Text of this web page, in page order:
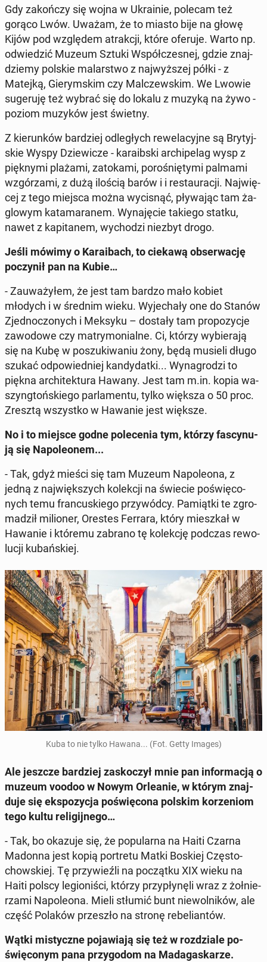
Gdy za­koń­czy się wojna w Ukra­inie, polecam też
gorąco Lwów. Uważam, że to miasto bije na głowę
Kijów pod wzglę­dem atrak­cji, które oferuje. Warto np.
od­wie­dzić Muzeum Sztuki Współ­cze­snej, gdzie znaj­
dzie­my polskie ma­lar­stwo z naj­wyż­szej półki - z
Matejką, Gie­rym­skim czy Mal­czew­skim. We Lwowie
su­ge­ru­ję też wybrać się do lokalu z muzyką na żywo -
poziom muzyków jest świetny.
Z kie­run­ków bar­dziej od­le­głych re­we­la­cyj­ne są Bry­tyj­
skie Wyspy Dzie­wi­cze - ka­ra­ib­ski ar­chi­pe­lag wysp z
pięk­ny­mi plażami, za­to­ka­mi, po­ro­śnię­ty­mi palmami
wzgó­rza­mi, z dużą ilością barów i i re­stau­ra­cji. Naj­wię­
cej z tego miejsca można wy­ci­snąć, pły­wa­jąc tam ża­
glo­wym ka­ta­ma­ra­nem. Wy­na­ję­cie takiego statku,
nawet z ka­pi­ta­nem, wy­cho­dzi niezbyt drogo.
Jeśli mówimy o Ka­ra­ibach, to ciekawą ob­ser­wa­cję
po­czy­nił pan na Kubie…
- Za­uwa­ży­łem, że jest tam bardzo mało kobiet
młodych i w średnim wieku. Wy­je­cha­ły one do Stanów
Zjed­no­czo­nych i Meksyku – dostały tam pro­po­zy­cje
za­wo­do­we czy ma­try­mo­nial­ne. Ci, którzy wy­bie­ra­ją
się na Kubę w po­szu­ki­wa­niu żony, będą musieli długo
szukać od­po­wied­niej kan­dy­dat­ki... Wy­na­gro­dzi to
piękna ar­chi­tek­tu­ra Hawany. Jest tam m.in. kopia wa­
szyng­toń­skie­go par­la­men­tu, tylko większa o 50 proc.
Zresztą wszyst­ko w Hawanie jest większe.
No i to miejsce godne po­le­ce­nia tym, którzy fa­scy­nu­
ją się Na­po­le­onem...
- Tak, gdyż mieści się tam Muzeum Na­po­le­ona, z
jedną z naj­więk­szych ko­lek­cji na świecie po­świę­co­
nych temu fran­cu­skie­go przy­wód­cy. Pa­miąt­ki te zgro­
ma­dził mi­lio­ner, Orestes Ferrara, który miesz­kał w
Hawanie i któremu zabrano tę ko­lek­cję podczas re­wo­
lu­cji ku­bań­skiej.
Kuba to nie tylko Hawana... (Fot. Getty Images)
Ale jeszcze bar­dziej za­sko­czył mnie pan in­for­ma­cją o
muzeum voodoo w Nowym Or­le­anie, w którym znaj­
du­je się eks­po­zy­cja po­świę­co­na polskim ko­rze­niom
tego kultu re­li­gij­ne­go…
- Tak, bo okazuje się, że po­pu­lar­na na Haiti Czarna
Madonna jest kopią por­tre­tu Matki Boskiej Czę­sto­
chow­skiej. Tę przy­wieź­li na po­cząt­ku XIX wieku na
Haiti polscy le­gio­ni­ści, którzy przy­pły­nę­li wraz z żoł­nie­
rza­mi Na­po­le­ona. Mieli stłumić bunt nie­wol­ni­ków, ale
część Polaków prze­szło na stronę re­be­lian­tów.
Wątki mi­stycz­ne po­ja­wia­ją się też w roz­dzia­le po­
świę­co­nym pana przy­go­dom na Ma­da­ga­ska­rze.